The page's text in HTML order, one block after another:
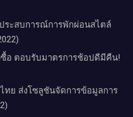
ระสบการณ์การพักผ่อนสไตล์
ซื้อ ตอบรับมาตรการช้อปดีมีคืน!
ทย ส่งโซลูชันจัดการข้อมูลการ